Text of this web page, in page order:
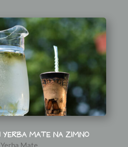
YERBA MATE NA ZIMNO
Yerba Mate